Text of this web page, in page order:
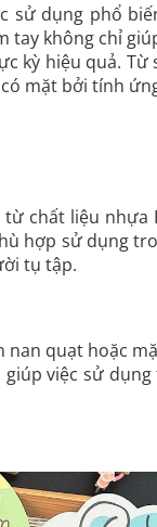
dụng phổ
tay không chỉ
kỳ hiệu quả.
mặt bởi tính
chất liệu nhựa
hợp sử dụng
tụ tập.
quạt hoặc
việc sử